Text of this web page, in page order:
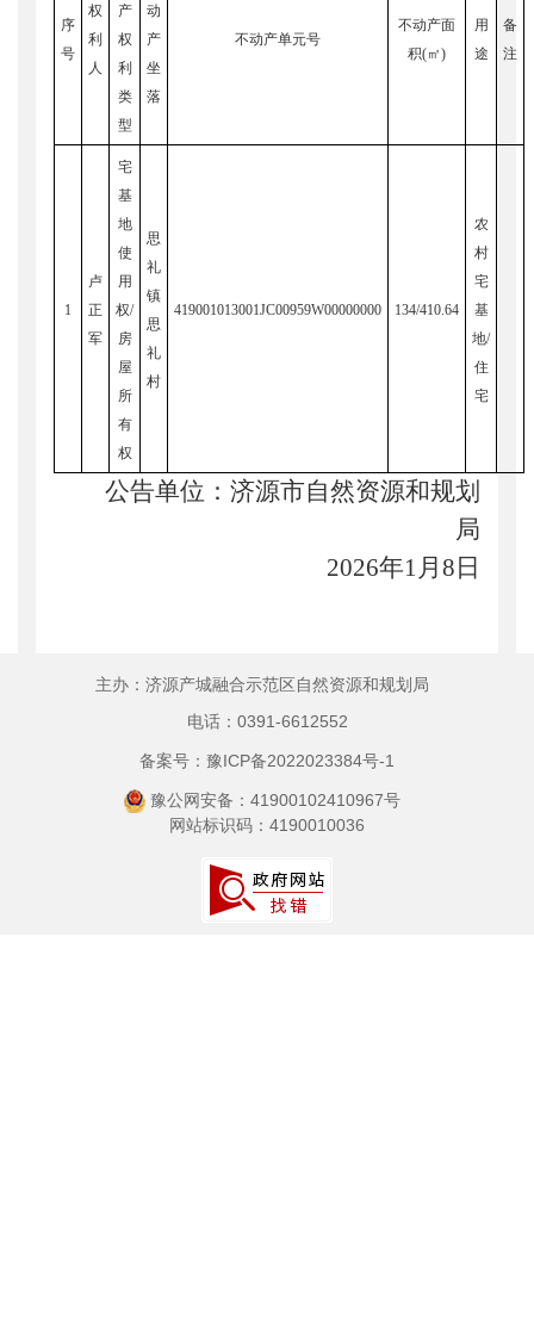
序
号
权
利
人
产
权
利
类
型
动
产
坐
落
不动产单元号
不动产面
积(㎡)
用
途
备
注
1
卢
正
军
宅
基
地
使
用
权/
房
屋
所
有
权
思
礼
镇
思
礼
村
419001013001JC00959W00000000 134/410.64
农
村
宅
基
地/
住
宅
公告单位：济源市自然资源和规划
局
2026年1月8日
主办：济源产城融合示范区自然资源和规划局
电话：0391-6612552
备案号：豫ICP备2022023384号-1
豫公网安备：41900102410967号
网站标识码：4190010036